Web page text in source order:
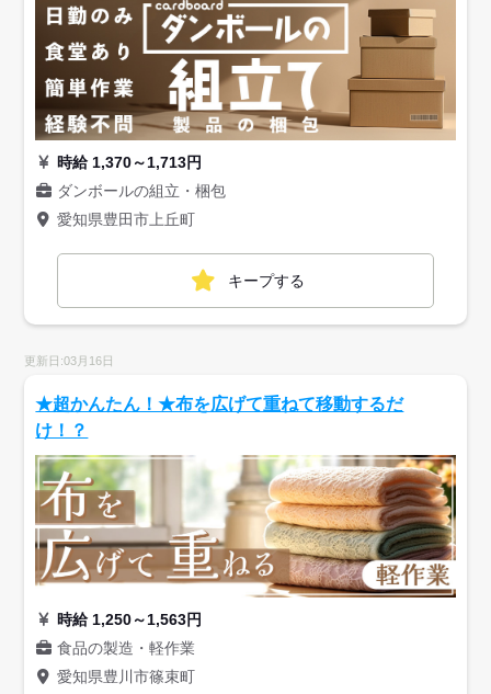
時給 1,370～1,713円
ダンボールの組立・梱包
愛知県豊田市上丘町
キープする
更新日:03月16日
★超かんたん！★布を広げて重ねて移動するだ
け！？
時給 1,250～1,563円
食品の製造・軽作業
愛知県豊川市篠束町